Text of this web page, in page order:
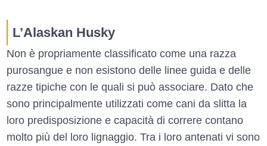
L’Alaskan Husky
Non è propriamente classificato come una razza
purosangue e non esistono delle linee guida e delle
razze tipiche con le quali si può associare. Dato che
sono principalmente utilizzati come cani da slitta la
loro predisposizione e capacità di correre contano
molto più del loro lignaggio. Tra i loro antenati vi sono